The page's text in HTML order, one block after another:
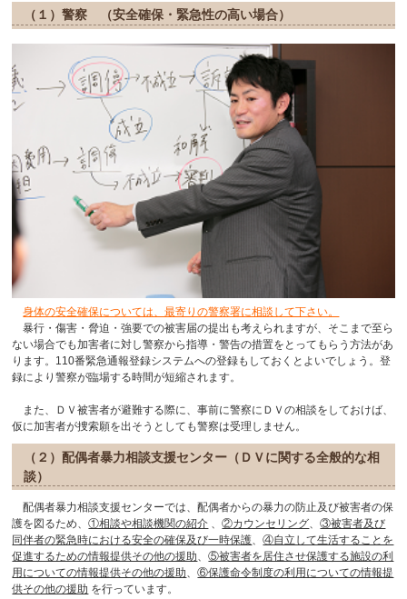
（１）警察 （安全確保・緊急性の高い場合）
身体の安全確保については、最寄りの警察署に相談して下さい。
暴行・傷害・脅迫・強要での被害届の提出も考えられますが、そこまで至ら
ない場合でも加害者に対し警察から指導・警告の措置をとってもらう方法があ
ります。110番緊急通報登録システムへの登録もしておくとよいでしょう。登
録により警察が臨場する時間が短縮されます。
また、ＤＶ被害者が避難する際に、事前に警察にＤＶの相談をしておけば、
仮に加害者が捜索願を出そうとしても警察は受理しません。
（２）配偶者暴力相談支援センター（ＤＶに関する全般的な相
談）
配偶者暴力相談支援センターでは、配偶者からの暴力の防止及び被害者の保
護を図るため、①相談や相談機関の紹介 、②カウンセリング 、③被害者及び
同伴者の緊急時における安全の確保及び一時保護 、④自立して生活することを
促進するための情報提供その他の援助
、⑤被害者を居住させ保護する施設の利
用についての情報提供その他の援助
、⑥保護命令制度の利用についての情報提
供その他の援助 を行っています。